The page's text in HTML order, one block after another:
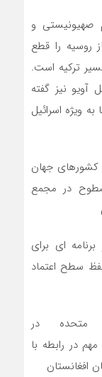
صهیونیستی و
روسیه را قطع
مسیر ترکیه است.
آویو نیز گفته
ویژه اسرائیل
کشورهای جهان
سطوح در مجمع
ای برای
سطح اعتماد
متحده در
در رابطه با
افغانستان